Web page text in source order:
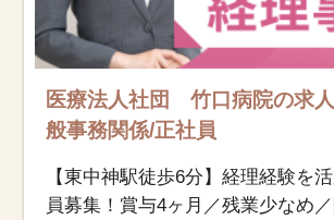
人材をお探しの医療機関・企業様
運営会社
医療法人社団 竹口病院の求
般事務関係/正社員
【東中神駅徒歩6分】経理経験を
員募集！賞与4ヶ月／残業少なめ